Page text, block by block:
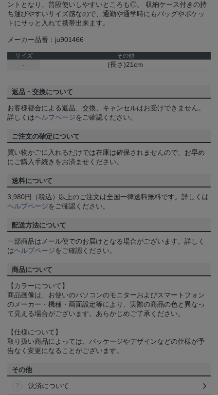
ントとなり、普段使いしやすいところも◎。 収納ケース付きの持
ち運びやすいサイズ感なので、通勤や通学時にもバッグやポケッ
トにサッと入れて携帯出来ます。
メーカー品番：ju901466
サイズ その他
- (長さ)21cm
返品・交換について
お客様都合による返品、交換、キャンセルはお受けできません。
詳しくはヘルプページをご確認ください。
ご注文の確定について
買い物かごに入れるだけでは在庫は確保されませんので、お早め
にご購入手続きをお済ませください。
送料について
3,980円（税込）以上のご注文は全国一律送料無料です。詳しくは
ヘルプページをご確認ください。
配送方法について
一部商品はメール便でのお届けとなる場合がございます。詳しく
はヘルプページをご確認ください。
商品について
【カラーについて】
商品画像は、お使いのパソコンのモニターおよびスマートフォン
のメーカー・機種・画面設定等により、実際の商品の色と異なっ
て見える場合がございます。あらかじめご了承ください。
【仕様について】
取り扱い商品によっては、パッケージやデザインなどの仕様が予
告なく変更になることがございます。
その他
決済について